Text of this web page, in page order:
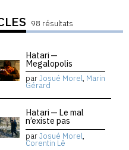
98 résultats
Hatari —
Megalopolis
parJosué Morel, Marin
Gérard
Hatari — Le mal
n’existe pas
parJosué Morel,
Corentin Lê